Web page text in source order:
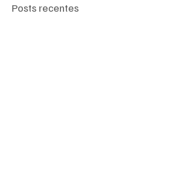
Posts recentes